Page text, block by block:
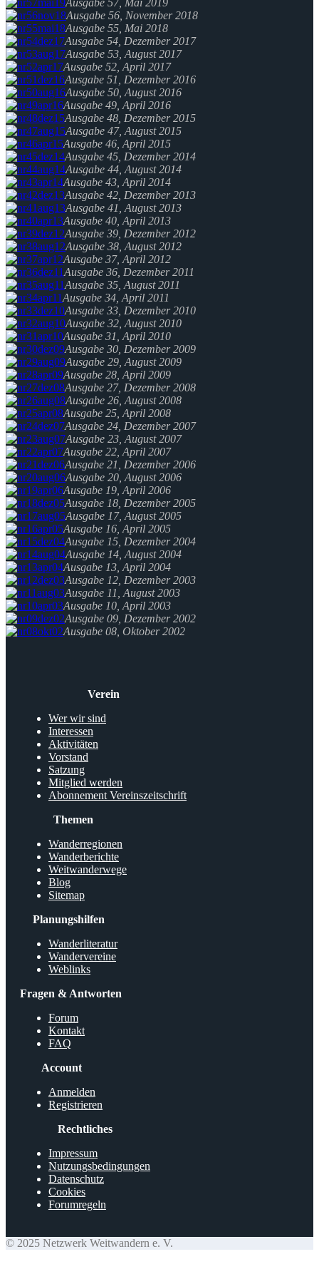
Ausgabe 57, Mai 2019
Ausgabe 56, November 2018
Ausgabe 55, Mai 2018
Ausgabe 54, Dezember 2017
Ausgabe 53, August 2017
Ausgabe 52, April 2017
Ausgabe 51, Dezember 2016
Ausgabe 50, August 2016
Ausgabe 49, April 2016
Ausgabe 48, Dezember 2015
Ausgabe 47, August 2015
Ausgabe 46, April 2015
Ausgabe 45, Dezember 2014
Ausgabe 44, August 2014
Ausgabe 43, April 2014
Ausgabe 42, Dezember 2013
Ausgabe 41, August 2013
Ausgabe 40, April 2013
Ausgabe 39, Dezember 2012
Ausgabe 38, August 2012
Ausgabe 37, April 2012
Ausgabe 36, Dezember 2011
Ausgabe 35, August 2011
Ausgabe 34, April 2011
Ausgabe 33, Dezember 2010
Ausgabe 32, August 2010
Ausgabe 31, April 2010
Ausgabe 30, Dezember 2009
Ausgabe 29, August 2009
Ausgabe 28, April 2009
Ausgabe 27, Dezember 2008
Ausgabe 26, August 2008
Ausgabe 25, April 2008
Ausgabe 24, Dezember 2007
Ausgabe 23, August 2007
Ausgabe 22, April 2007
Ausgabe 21, Dezember 2006
Ausgabe 20, August 2006
Ausgabe 19, April 2006
Ausgabe 18, Dezember 2005
Ausgabe 17, August 2005
Ausgabe 16, April 2005
Ausgabe 15, Dezember 2004
Ausgabe 14, August 2004
Ausgabe 13, April 2004
Ausgabe 12, Dezember 2003
Ausgabe 11, August 2003
Ausgabe 10, April 2003
Ausgabe 09, Dezember 2002
Ausgabe 08, Oktober 2002
Verein
Wer wir sind
Interessen
Aktivitäten
Vorstand
Satzung
Mitglied werden
Abonnement Vereinszeitschrift
Themen
Wanderregionen
Wanderberichte
Weitwanderwege
Blog
Sitemap
Planungshilfen
Wanderliteratur
Wandervereine
Weblinks
Fragen & Antworten
Forum
Kontakt
FAQ
Account
Anmelden
Registrieren
Rechtliches
Impressum
Nutzungsbedingungen
Datenschutz
Cookies
Forumregeln
© 2025 Netzwerk Weitwandern e. V.